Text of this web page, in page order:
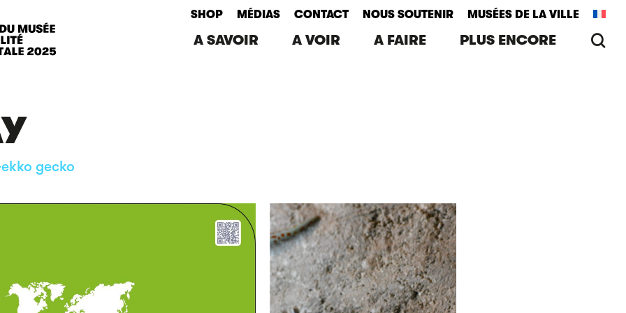
SHOP MÉDIAS CONTACT NOUS SOUTENIR MUSÉES DE LA VILLE
A SAVOIR A VOIR A FAIRE PLUS ENCORE
gecko